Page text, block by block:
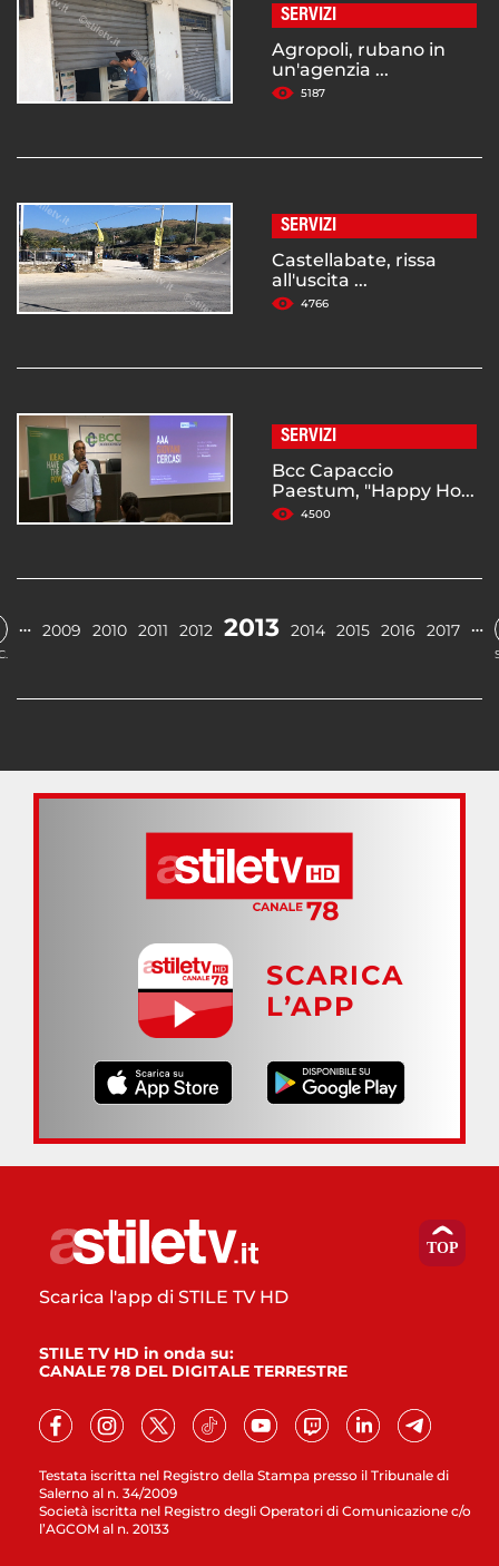
SERVIZI
Agropoli, rubano in
un'agenzia ...
5187
SERVIZI
Castellabate, rissa
all'uscita ...
4766
SERVIZI
Bcc Capaccio
Paestum, "Happy Ho...
4500
… 2009 2010 2011 2012 2013 2014 2015 2016 2017 …
SCARICA
L’APP
Testata iscritta nel Registro della Stampa presso il Tribunale di
Salerno al n. 34/2009
Società iscritta nel Registro degli Operatori di Comunicazione c/o
l’AGCOM al n. 20133
Scarica l'app di STILE TV HD
STILE TV HD in onda su:
CANALE 78 DEL DIGITALE TERRESTRE